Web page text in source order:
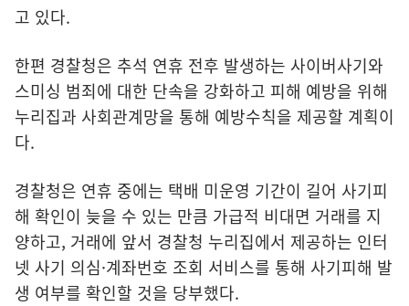
고 있다.
한편 경찰청은 추석 연휴 전후 발생하는 사이버사기와
스미싱 범죄에 대한 단속을 강화하고 피해 예방을 위해
누리집과 사회관계망을 통해 예방수칙을 제공할 계획이
다.
경찰청은 연휴 중에는 택배 미운영 기간이 길어 사기피
해 확인이 늦을 수 있는 만큼 가급적 비대면 거래를 지
양하고, 거래에 앞서 경찰청 누리집에서 제공하는 인터
넷 사기 의심·계좌번호 조회 서비스를 통해 사기피해 발
생 여부를 확인할 것을 당부했다.